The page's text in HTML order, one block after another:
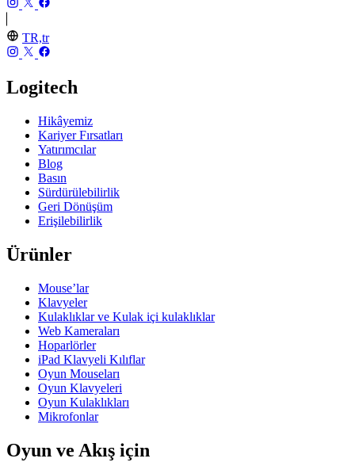
TR,tr
Logitech
Hikâyemiz
Kariyer Fırsatları
Yatırımcılar
Blog
Basın
Sürdürülebilirlik
Geri Dönüşüm
Erişilebilirlik
Ürünler
Mouse’lar
Klavyeler
Kulaklıklar ve Kulak içi kulaklıklar
Web Kameraları
Hoparlörler
iPad Klavyeli Kılıflar
Oyun Mouseları
Oyun Klavyeleri
Oyun Kulaklıkları
Mikrofonlar
Oyun ve Akış için